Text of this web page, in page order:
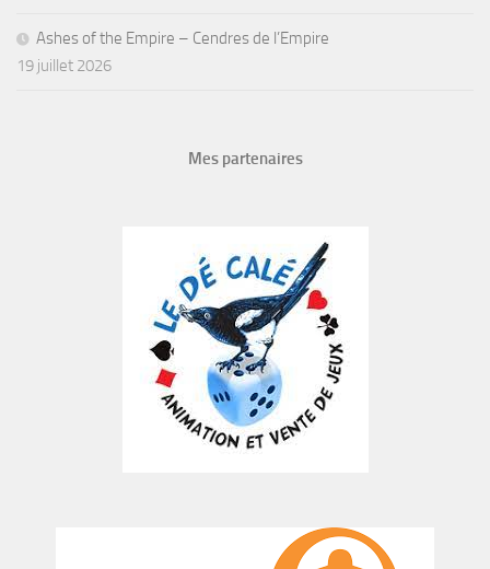
Ashes of the Empire – Cendres de l’Empire
19 juillet 2026
Mes partenaires